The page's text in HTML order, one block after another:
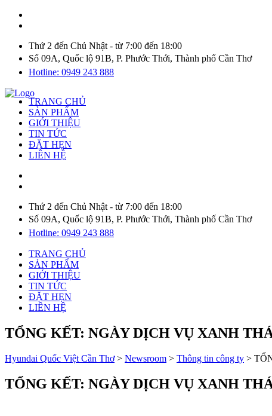
Thứ 2 đến Chủ Nhật - từ 7:00 đến 18:00
Số 09A, Quốc lộ 91B, P. Phước Thới, Thành phố Cần Thơ
Hotline: 0949 243 888
TRANG CHỦ
SẢN PHẨM
GIỚI THIỆU
TIN TỨC
ĐẶT HẸN
LIÊN HỆ
Thứ 2 đến Chủ Nhật - từ 7:00 đến 18:00
Số 09A, Quốc lộ 91B, P. Phước Thới, Thành phố Cần Thơ
Hotline: 0949 243 888
TRANG CHỦ
SẢN PHẨM
GIỚI THIỆU
TIN TỨC
ĐẶT HẸN
LIÊN HỆ
TỔNG KẾT: NGÀY DỊCH VỤ XANH
Hyundai Quốc Việt Cần Thơ> Newsroom > Thông tin công ty >
TỔNG KẾT: NGÀY DỊCH VỤ XANH